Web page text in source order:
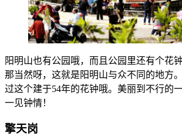
阳明山也有公园哦，而且公园里还有个花
那当然呀，这就是阳明山与众不同的地方
过这个建于54年的花钟哦。美丽到不行的
一见钟情！
擎天岗